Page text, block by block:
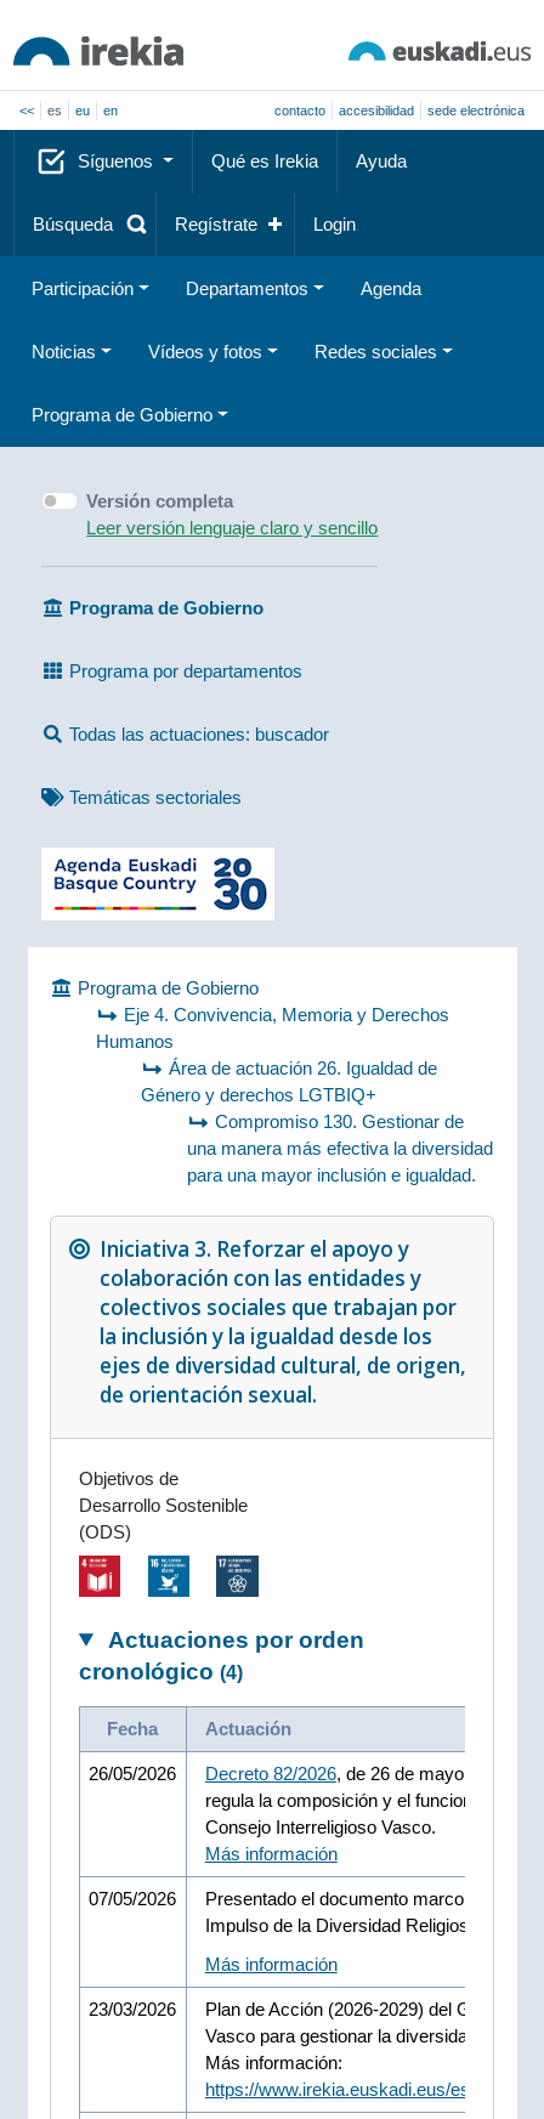
<< es eu en contacto accesibilidad sede electrónica
Síguenos Qué es Irekia Ayuda
Búsqueda Regístrate Login
Participación Departamentos Agenda
Noticias Vídeos y fotos Redes sociales
Programa de Gobierno
Versión completa
Leer versión lenguaje claro y sencillo
Programa de Gobierno
Programa por departamentos
Todas las actuaciones: buscador
Temáticas sectoriales
Programa de Gobierno
Eje 4. Convivencia, Memoria y Derechos
Humanos
Área de actuación 26. Igualdad de
Género y derechos LGTBIQ+
Compromiso 130. Gestionar de
una manera más efectiva la diversidad
para una mayor inclusión e igualdad.
Iniciativa 3. Reforzar el apoyo y
colaboración con las entidades y
colectivos sociales que trabajan por
la inclusión y la igualdad desde los
ejes de diversidad cultural, de origen,
de orientación sexual.
Objetivos de
Desarrollo Sostenible
(ODS)
Actuaciones por orden
cronológico (4)
Fecha Actuación
26/05/2026 Decreto 82/2026, de 26 de mayo, por el
regula la composición y el funcionamiento
Consejo Interreligioso Vasco.
Más información
07/05/2026
Presentado el documento marco para el
Impulso de la Diversidad Religiosa en la
Más información
23/03/2026
Plan de Acción (2026-2029) del Gobierno
Vasco para gestionar la diversidad
Más información:
https://www.irekia.euskadi.eus/es/news/